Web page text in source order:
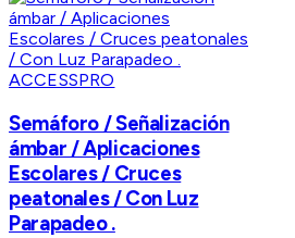
ACCESSPRO
Semáforo / Señalización
ámbar / Aplicaciones
Escolares / Cruces
peatonales / Con Luz
Parapadeo .